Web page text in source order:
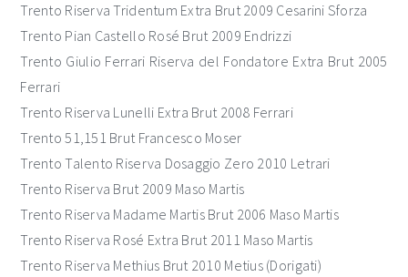
Trento Riserva Tridentum Extra Brut 2009 Cesarini Sforza
Trento Pian Castello Rosé Brut 2009 Endrizzi
Trento Giulio Ferrari Riserva del Fondatore Extra Brut 2005
Ferrari
Trento Riserva Lunelli Extra Brut 2008 Ferrari
Trento 51,151 Brut Francesco Moser
Trento Talento Riserva Dosaggio Zero 2010 Letrari
Trento Riserva Brut 2009 Maso Martis
Trento Riserva Madame Martis Brut 2006 Maso Martis
Trento Riserva Rosé Extra Brut 2011 Maso Martis
Trento Riserva Methius Brut 2010 Metius (Dorigati)